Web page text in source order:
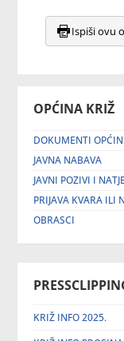
OPĆINA KRIŽ
DOKUMENTI
JAVNA NABAVA
JAVNI POZIVI I
PRIJAVA KVARA ILI
OBRASCI
KRIŽ INFO 2025.
Ispiši ovu